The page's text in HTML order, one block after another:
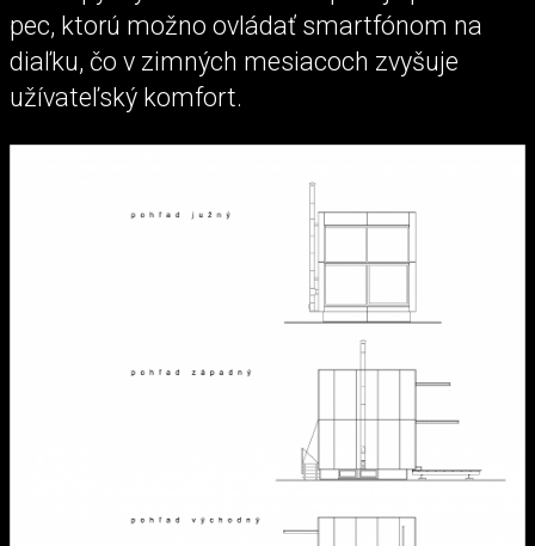
pec, ktorú možno ovládať smartfónom na
diaľku, čo v zimných mesiacoch zvyšuje
užívateľský komfort.